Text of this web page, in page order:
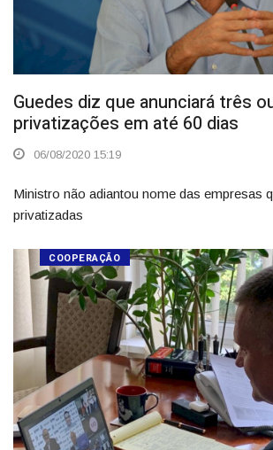
Guedes diz que anunciará três
privatizações em até 60 dias
06/08/2020 15:19
Ministro não adiantou nome das empresas
privatizadas
COOPERAÇÃO